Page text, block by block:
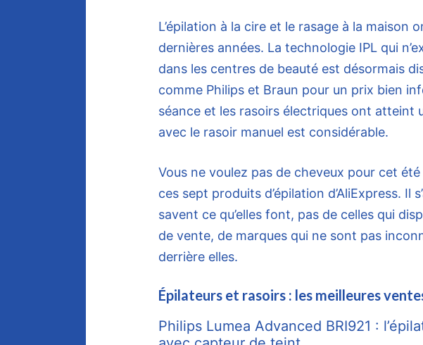
L’épilation à la cire et le rasage à la maison
dernières années. La technologie IPL qui
dans les centres de beauté est désormais
comme Philips et Braun pour un prix bien
séance et les rasoirs électriques ont atteint
avec le rasoir manuel est considérable.
Vous ne voulez pas de cheveux pour cet
ces sept produits d’épilation d’AliExpress. Il
savent ce qu’elles font, pas de celles qui
de vente, de marques qui ne sont pas
derrière elles.
Épilateurs et rasoirs : les meilleures
Philips Lumea Advanced BRI921 :